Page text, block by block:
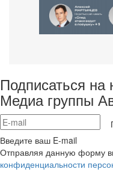
Подписаться на
Медиа группы
Введите ваш E-mail
Отправляя данную форму
конфиденциальности